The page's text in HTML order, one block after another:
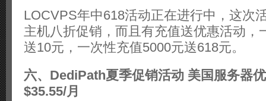
LOCVPS年中618活动正在进行中，这次
主机八折促销，而且有充值送优惠活动，
送10元，一次性充值5000元送618元。
六、DediPath夏季促销活动 美国服务器
$35.55/月